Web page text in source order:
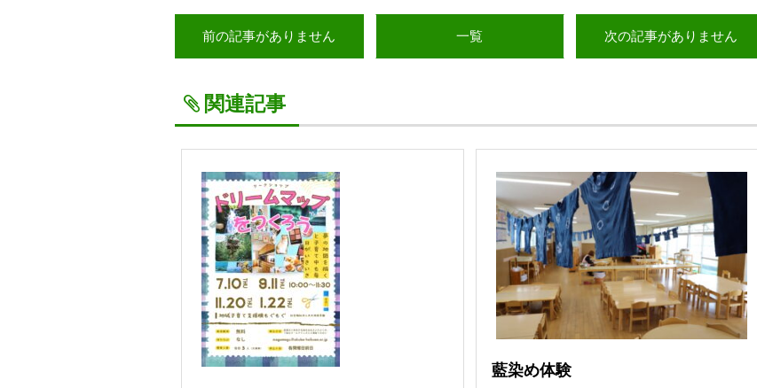
前の記事がありません 一覧 次の記事がありません
関連記事
藍染め体験